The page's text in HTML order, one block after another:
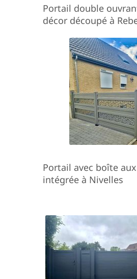
Portail double
décor découpé à
Portail avec boîte
intégrée à Nivelles